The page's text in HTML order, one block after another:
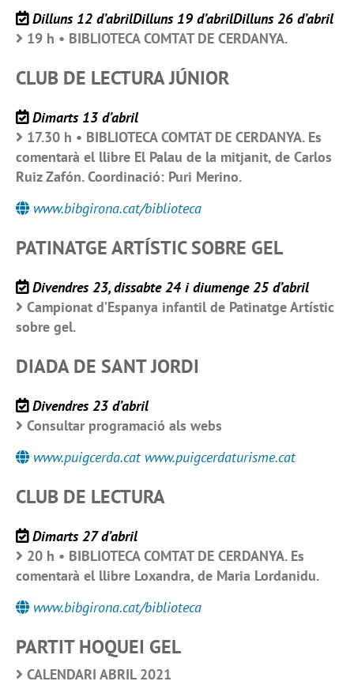
Dilluns 12 d’abrilDilluns 19 d’abrilDilluns 26 d’abril
19 h • BIBLIOTECA COMTAT DE CERDANYA.
CLUB DE LECTURA JÚNIOR
Dimarts 13 d’abril
17.30 h • BIBLIOTECA COMTAT DE CERDANYA. Es
comentarà el llibre El Palau de la mitjanit, de Carlos
Ruiz Zafón. Coordinació: Puri Merino.
www.bibgirona.cat/biblioteca
PATINATGE ARTÍSTIC SOBRE GEL
Divendres 23, dissabte 24 i diumenge 25 d’abril
Campionat d’Espanya infantil de Patinatge Artístic
sobre gel.
DIADA DE SANT JORDI
Divendres 23 d’abril
Consultar programació als webs
www.puigcerda.cat www.puigcerdaturisme.cat
CLUB DE LECTURA
Dimarts 27 d’abril
20 h • BIBLIOTECA COMTAT DE CERDANYA. Es
comentarà el llibre Loxandra, de Maria Lordanidu.
www.bibgirona.cat/biblioteca
PARTIT HOQUEI GEL
CALENDARI ABRIL 2021